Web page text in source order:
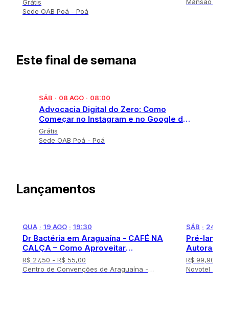
Grátis
Sede OAB Poá - Poá
mEste final de semana
SÁB · 08 AGO · 08:00
Advocacia Digital do Zero: Como
Começar no Instagram e no Google de
Forma Ética e Profissional
Grátis
Sede OAB Poá - Poá
mLançamentos
QUA · 19 AGO · 19:30
Dr Bactéria em Araguaína - CAFÉ NA
CALÇA – Como Aproveitar
Oportunidades e Como Evitar Doenças
de Origem Alimentar
R$ 27,50 - R$ 55,00
Centro de Convenções de Araguaína -
SÁB · 24
Pré-
Autoras
R$ 99,90
Novotel -